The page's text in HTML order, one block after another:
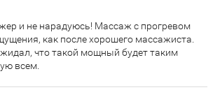
и не нарадуюсь! Массаж с прогревом
как после хорошего массажиста.
что такой мощный будет таким
всем.